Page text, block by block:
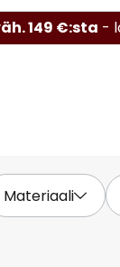
149 €:sta -
Materiaali